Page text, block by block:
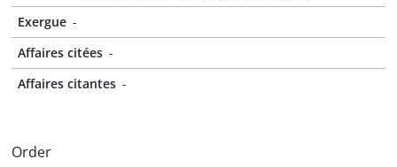
Exergue -
Affaires citées -
Affaires citantes -
Order